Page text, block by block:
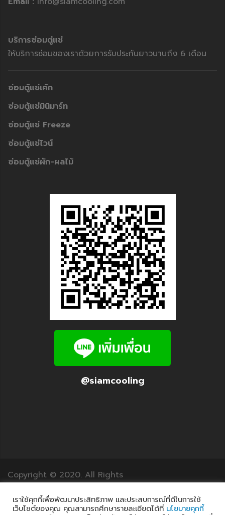
บริการซ่อมตู่แช่
ให้บริการซ่อมของเราด้วยการรับประกันยาวนานถึง 6 เดือน
ซ่อมตู้แช่เค้ก
ซ่อมตู้แช่มินิมาร์ท
ซ่อมตู้แช่ Freeze
ซ่อมตู้แช่ไวน์
ซ่อมตู้แช่ผัก-ผลไม้
@siamcooling
Copyright © 2020. All Rights
Reserved.12Translation.com
เราใช้คุกกี้เพื่อพัฒนาประสิทธิภาพ และประสบการณ์ที่ดีในการใช้
เว็บไซต์ของคุณ คุณสามารถศึกษารายละเอียดได้ที่ นโยบายคุกกี้